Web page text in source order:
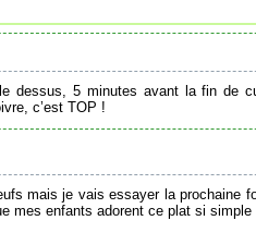
dessus, 5 minutes avant la fin de
c’est TOP !
mais je vais essayer la prochaine
mes enfants adorent ce plat si simple